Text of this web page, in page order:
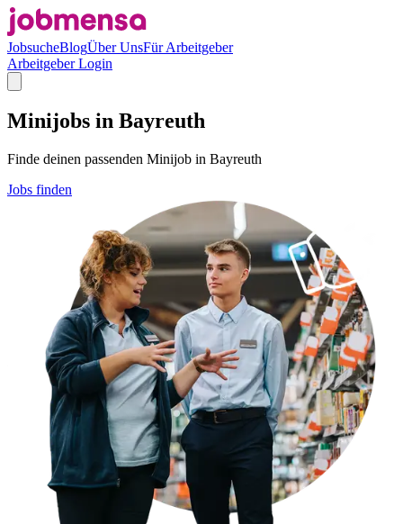
JobsucheBlogÜber UnsFür Arbeitgeber
Arbeitgeber Login
Minijobs in Bayreuth
Finde deinen passenden Minijob in Bayreuth
Jobs finden